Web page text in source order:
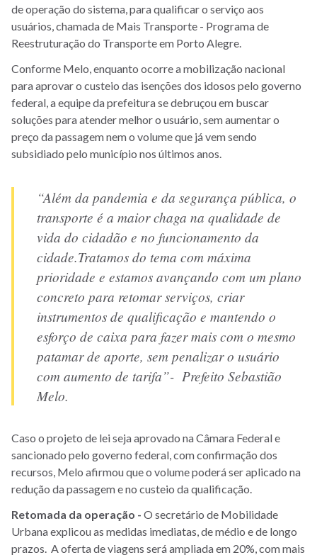
de operação do sistema, para qualificar o serviço aos
usuários, chamada de Mais Transporte - Programa de
Reestruturação do Transporte em Porto Alegre.
Conforme Melo, enquanto ocorre a mobilização nacional
para aprovar o custeio das isenções dos idosos pelo governo
federal, a equipe da prefeitura se debruçou em buscar
soluções para atender melhor o usuário, sem aumentar o
preço da passagem nem o volume que já vem sendo
subsidiado pelo município nos últimos anos.
“Além da pandemia e da segurança pública, o
transporte é a maior chaga na qualidade de
vida do cidadão e no funcionamento da
cidade.Tratamos do tema com máxima
prioridade e estamos avançando com um plano
concreto para retomar serviços, criar
instrumentos de qualificação e mantendo o
esforço de caixa para fazer mais com o mesmo
patamar de aporte, sem penalizar o usuário
com aumento de tarifa”- Prefeito Sebastião
Melo.
Caso o projeto de lei seja aprovado na Câmara Federal e
sancionado pelo governo federal, com confirmação dos
recursos, Melo afirmou que o volume poderá ser aplicado na
redução da passagem e no custeio da qualificação.
Retomada da operação - O secretário de Mobilidade
Urbana explicou as medidas imediatas, de médio e de longo
prazos. A oferta de viagens será ampliada em 20%, com mais